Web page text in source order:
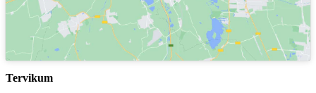
Tervikum